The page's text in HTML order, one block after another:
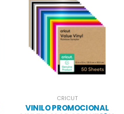
CRICUT
VINILO PROMOCIONAL